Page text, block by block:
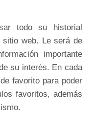
todo su historial
web. Le será de
importante
su interés. En cada
favorito para poder
favoritos, además